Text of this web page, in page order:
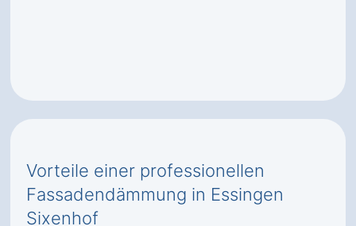
Vorteile einer professionellen
Fassadendämmung in Essingen
Sixenhof